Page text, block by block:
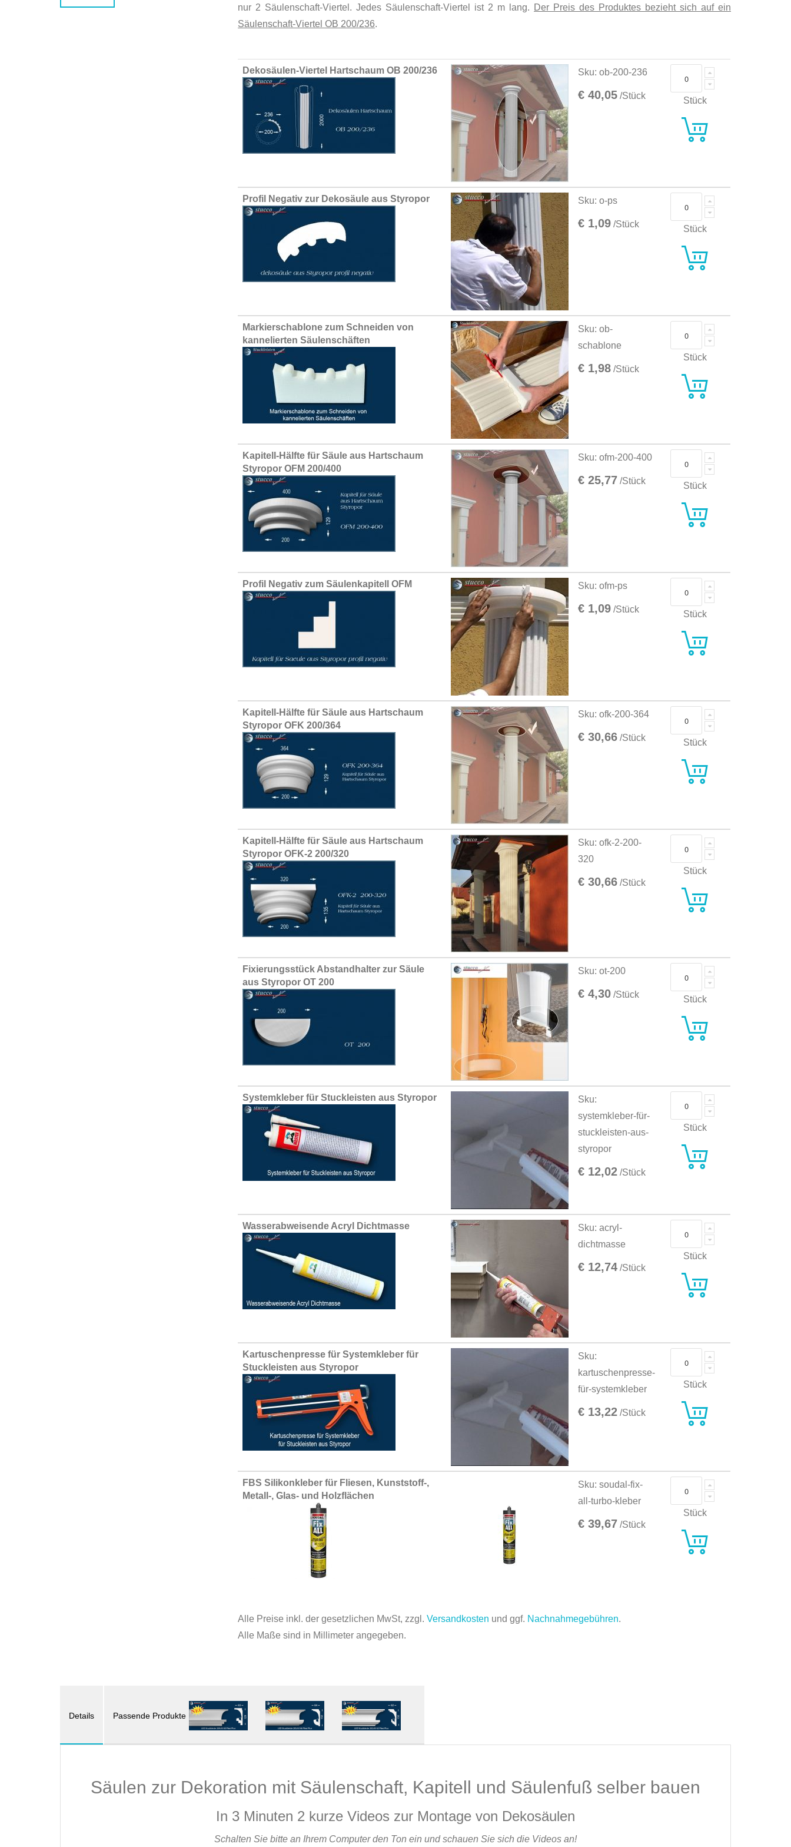
nur 2 Säulenschaft-Viertel. Jedes Säulenschaft-Viertel ist 2 m lang. Der Preis des Produktes bezieht sich auf ein
Säulenschaft-Viertel OB 200/236.
Grouped
product
items
Dekosäulen-Viertel Hartschaum OB 200/236 Sku: ob-200-236
€ 40,05 /Stück Stück
Profil Negativ zur Dekosäule aus Styropor Sku: o-ps
€ 1,09 /Stück Stück
Markierschablone zum Schneiden von
kannelierten Säulenschäften
Sku: ob-
schablone
€ 1,98 /Stück
Stück
Kapitell-Hälfte für Säule aus Hartschaum
Styropor OFM 200/400
Sku: ofm-200-400
€ 25,77 /Stück Stück
Profil Negativ zum Säulenkapitell OFM Sku: ofm-ps
€ 1,09 /Stück Stück
Kapitell-Hälfte für Säule aus Hartschaum
Styropor OFK 200/364
Sku: ofk-200-364
€ 30,66 /Stück Stück
Kapitell-Hälfte für Säule aus Hartschaum
Styropor OFK-2 200/320
Sku: ofk-2-200-
320
€ 30,66 /Stück
Stück
Fixierungsstück Abstandhalter zur Säule
aus Styropor OT 200
Sku: ot-200
€ 4,30 /Stück Stück
Systemkleber für Stuckleisten aus Styropor
Sku:
systemkleber-für-
stuckleisten-aus-
styropor
€ 12,02 /Stück
Stück
Wasserabweisende Acryl Dichtmasse
Sku: acryl-
dichtmasse
€ 12,74 /Stück
Stück
Kartuschenpresse für Systemkleber für
Stuckleisten aus Styropor
Sku:
kartuschenpresse-
für-systemkleber
€ 13,22 /Stück
Stück
FBS Silikonkleber für Fliesen, Kunststoff-,
Metall-, Glas- und Holzflächen
Sku: soudal-fix-
all-turbo-kleber
€ 39,67 /Stück
Stück
Alle Preise inkl. der gesetzlichen MwSt, zzgl.Versandkosten und ggf. Nachnahmegebühren.
Alle Maße sind in Millimeter angegeben.
Details
Säulen zur Dekoration mit Säulenschaft, Kapitell und Säulenfuß selber bauen
In 3 Minuten 2 kurze Videos zur Montage von Dekosäulen
Schalten Sie bitte an Ihrem Computer den Ton ein und schauen Sie sich die Videos an!
Passende Produkte